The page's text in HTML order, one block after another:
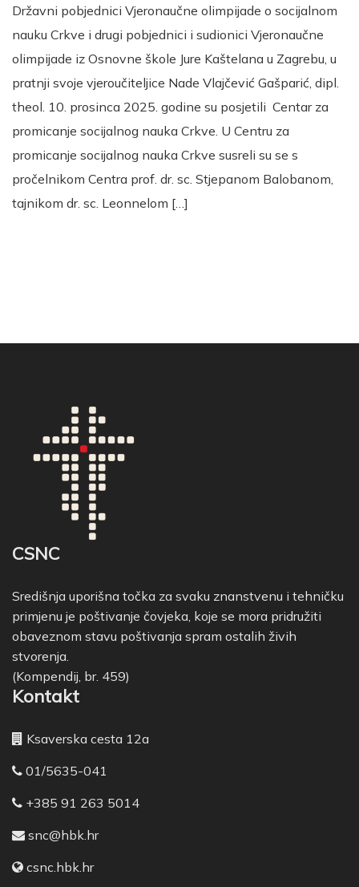
Državni pobjednici Vjeronaučne olimpijade o socijalnom
nauku Crkve i drugi pobjednici i sudionici Vjeronaučne
olimpijade iz Osnovne škole Jure Kaštelana u Zagrebu, u
pratnji svoje vjeroučiteljice Nade Vlajčević Gašparić, dipl.
theol. 10. prosinca 2025. godine su posjetili Centar za
promicanje socijalnog nauka Crkve. U Centru za
promicanje socijalnog nauka Crkve susreli su se s
pročelnikom Centra prof. dr. sc. Stjepanom Balobanom,
tajnikom dr. sc. Leonnelom […]
CSNC
Središnja uporišna točka za svaku znanstvenu i tehničku
primjenu je poštivanje čovjeka, koje se mora pridružiti
obaveznom stavu poštivanja spram ostalih živih
stvorenja.
(Kompendij, br. 459)
Kontakt
Ksaverska cesta 12a
01/5635-041
+385 91 263 5014
snc@hbk.hr
csnc.hbk.hr